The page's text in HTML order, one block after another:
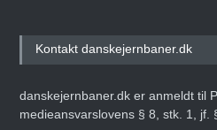
Kontakt danskejernbaner.dk
danskejernbaner.dk er anmeldt til
medieansvarslovens § 8, stk. 1, jf.